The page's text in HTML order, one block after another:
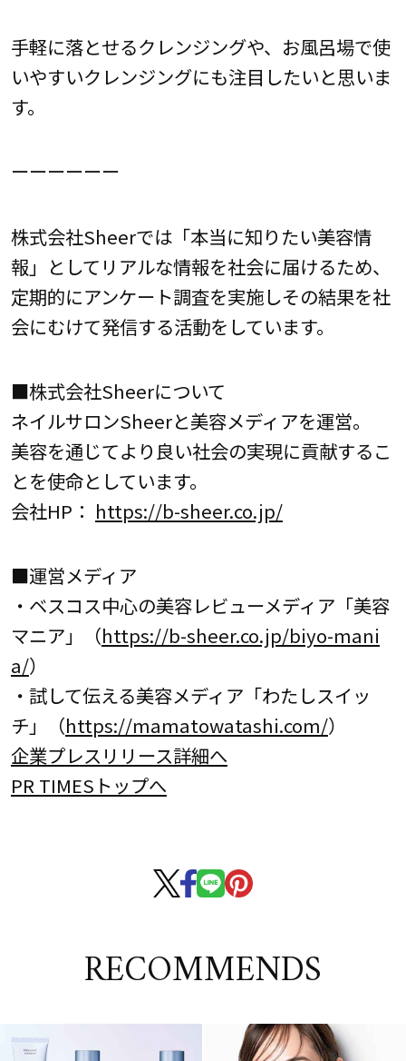
手軽に落とせるクレンジングや、お風呂場で使
いやすいクレンジングにも注目したいと思いま
す。
ーーーーーー
株式会社Sheerでは「本当に知りたい美容情
報」としてリアルな情報を社会に届けるため、
定期的にアンケート調査を実施しその結果を社
会にむけて発信する活動をしています。
■株式会社Sheerについて
ネイルサロンSheerと美容メディアを運営。
美容を通じてより良い社会の実現に貢献するこ
とを使命としています。
会社HP： https://b-sheer.co.jp/
■運営メディア
・ベスコス中心の美容レビューメディア「美容
マニア」（https://b-sheer.co.jp/biyo-mani
a/）
・試して伝える美容メディア「わたしスイッ
チ」（https://mamatowatashi.com/）
企業プレスリリース詳細へ
PR TIMESトップへ
RECOMMENDS